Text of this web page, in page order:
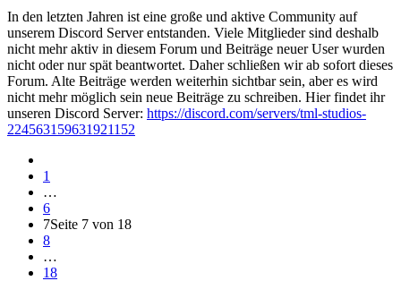
In den letzten Jahren ist eine große und aktive Community auf
unserem Discord Server entstanden. Viele Mitglieder sind deshalb
nicht mehr aktiv in diesem Forum und Beiträge neuer User wurden
nicht oder nur spät beantwortet. Daher schließen wir ab sofort dieses
Forum. Alte Beiträge werden weiterhin sichtbar sein, aber es wird
nicht mehr möglich sein neue Beiträge zu schreiben. Hier findet ihr
unseren Discord Server: https://discord.com/servers/tml-studios-
224563159631921152
1
…
6
7Seite 7 von 18
8
…
18